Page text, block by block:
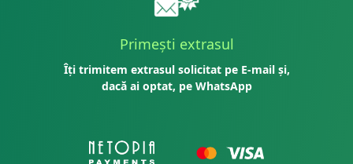
Primești extrasul
Îți trimitem extrasul solicitat pe E-mail și,
dacă ai optat, pe WhatsApp